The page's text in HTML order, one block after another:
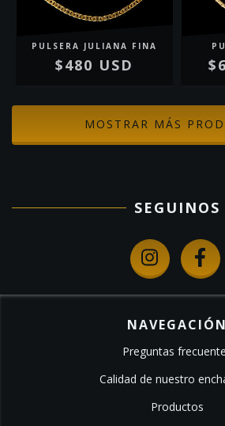
PULSERA JULIANA FINA
$480 USD
MOSTRAR MÁS
SEGUINOS
NAVEGACIÓN
Preguntas
Calidad de nuestro
Productos